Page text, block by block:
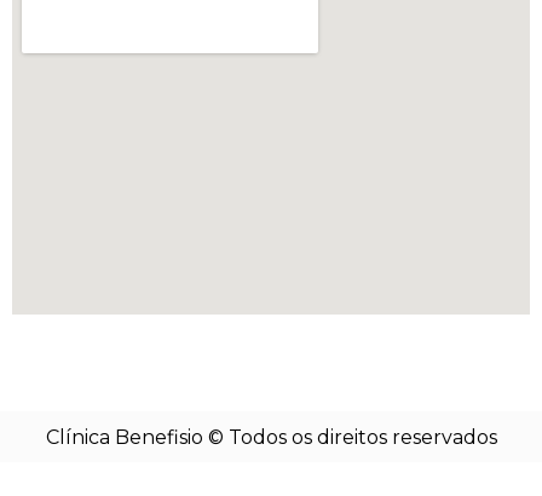
Clínica Benefisio © Todos os direitos reservados